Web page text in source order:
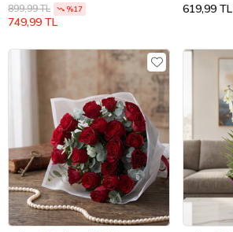
899,99 TL %17
749,99 TL
619,99 TL